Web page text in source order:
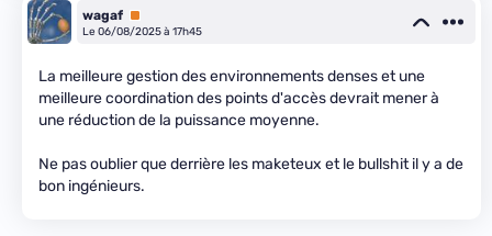
wagaf Premium
Le 06/08/2025 à 17h45
La meilleure gestion des environnements denses et une
meilleure coordination des points d'accès devrait mener à
une réduction de la puissance moyenne.
Ne pas oublier que derrière les maketeux et le bullshit il y a de
bon ingénieurs.